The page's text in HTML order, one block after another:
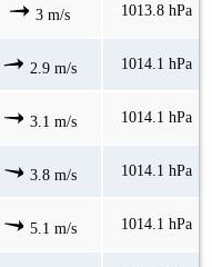
3 m/s 1013.8 hPa
2.9 m/s 1014.1 hPa
3.1 m/s 1014.1 hPa
3.8 m/s 1014.1 hPa
5.1 m/s 1014.1 hPa